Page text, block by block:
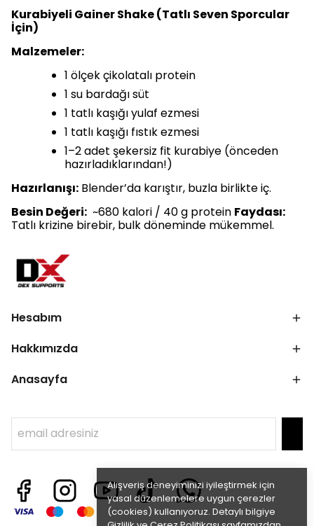
Alışveriş deneyiminizi iyileştirmek için
yasal düzenlemelere uygun çerezler
(cookies) kullanıyoruz. Detaylı bilgiye
Kurabiyeli Gainer Shake (Tatlı Seven Sporcular
İçin)
Malzemeler:
1 ölçek çikolatalı protein
1 su bardağı süt
1 tatlı kaşığı yulaf ezmesi
1 tatlı kaşığı fıstık ezmesi
1–2 adet şekersiz fit kurabiye (önceden
hazırladıklarından!)
Hazırlanışı: Blender’da karıştır, buzla birlikte iç.
Besin Değeri: ~680 kalori / 40 g protein Faydası:
Tatlı krizine birebir, bulk döneminde mükemmel.
Hesabım
Hakkımızda
Anasayfa